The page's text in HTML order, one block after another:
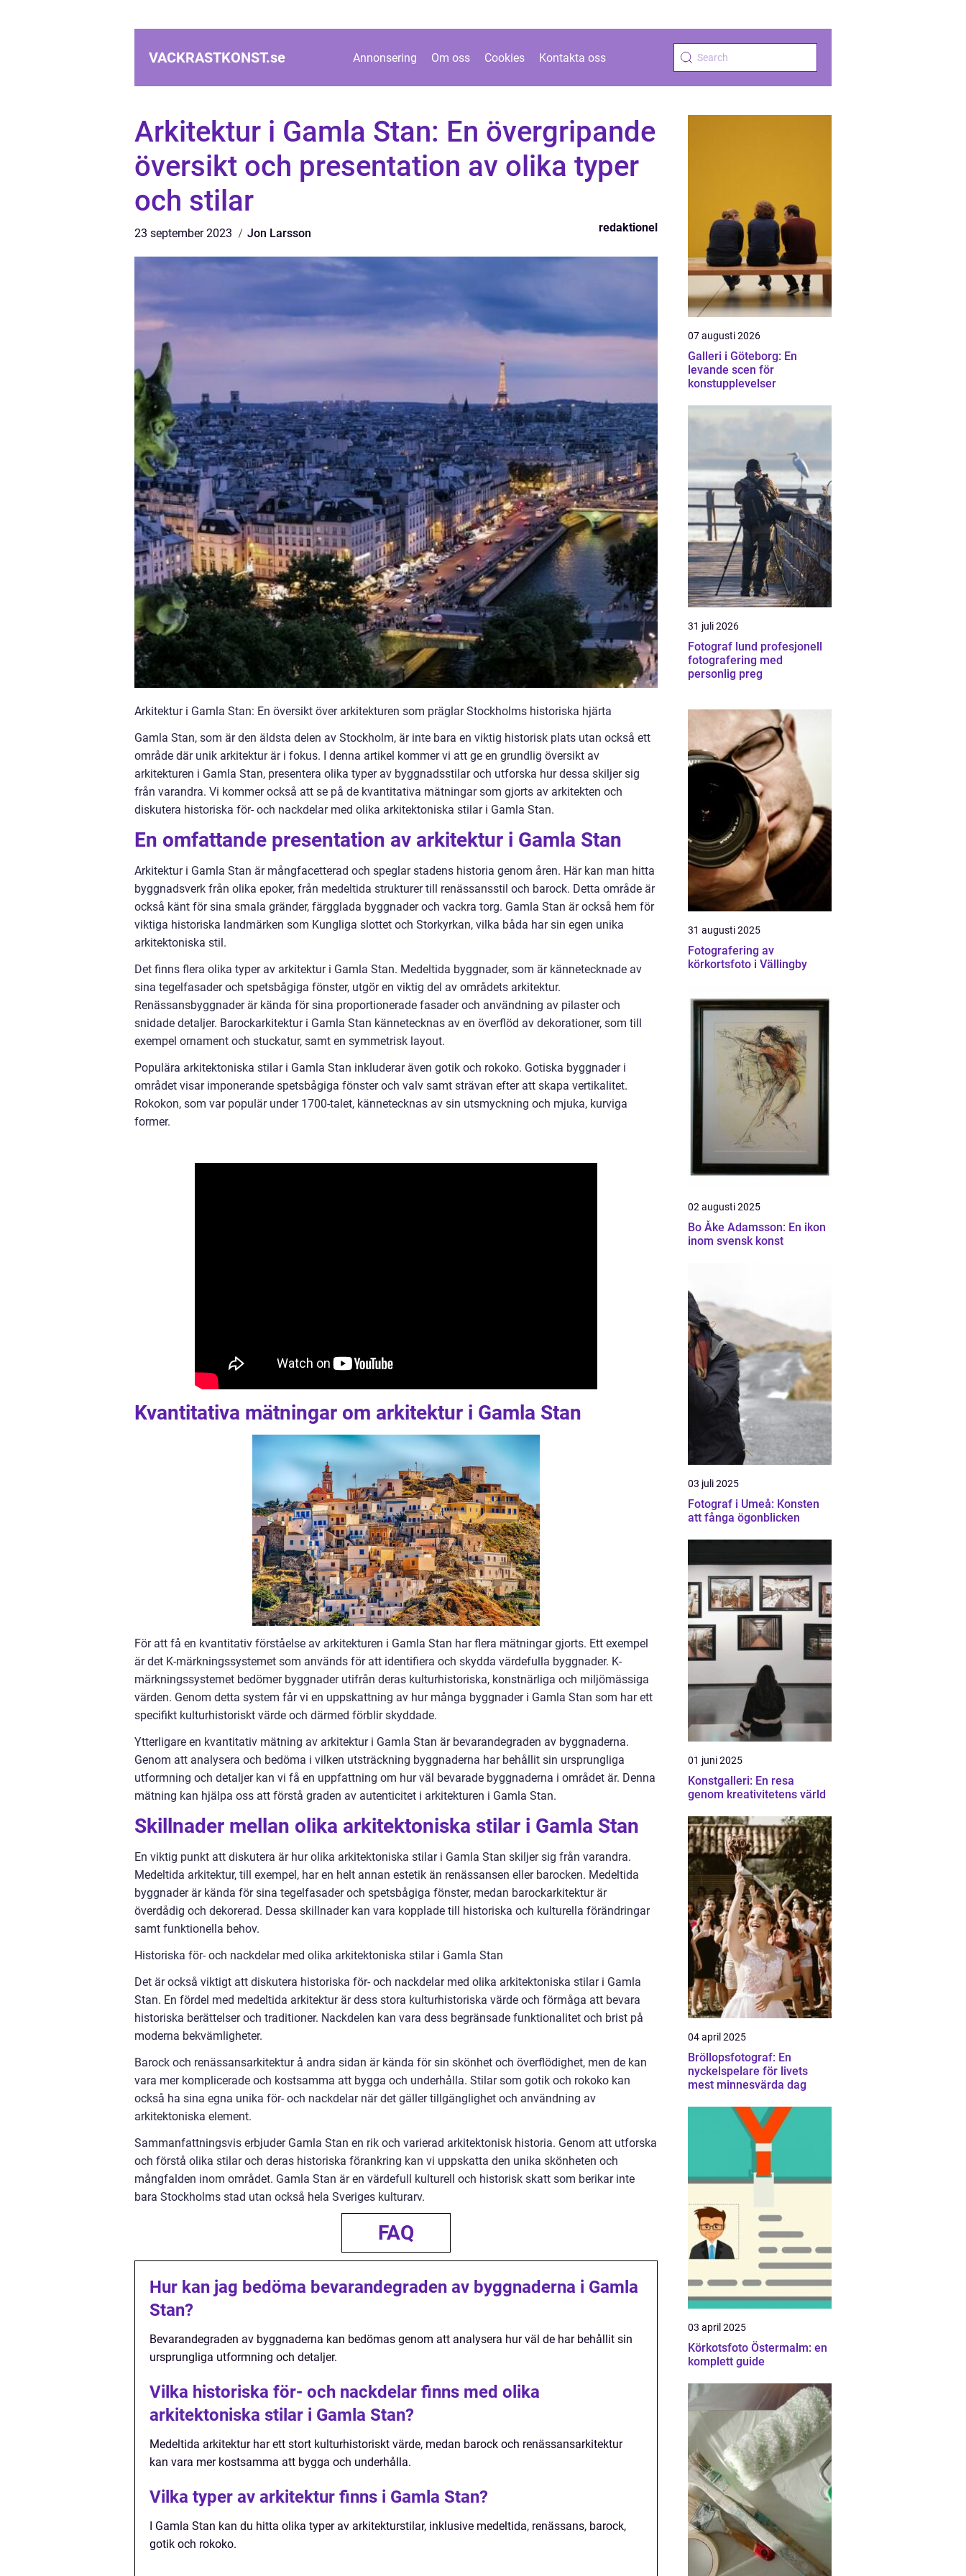
VACKRASTKONST.se Annonsering Om oss Cookies Kontakta oss
Arkitektur i Gamla Stan: En övergripande
översikt och presentation av olika typer
och stilar
23 september 2023 Jon Larsson redaktionel
Arkitektur i Gamla Stan: En översikt över arkitekturen som präglar Stockholms historiska hjärta
Gamla Stan, som är den äldsta delen av Stockholm, är inte bara en viktig historisk plats utan också ett
område där unik arkitektur är i fokus. I denna artikel kommer vi att ge en grundlig översikt av
arkitekturen i Gamla Stan, presentera olika typer av byggnadsstilar och utforska hur dessa skiljer sig
från varandra. Vi kommer också att se på de kvantitativa mätningar som gjorts av arkitekten och
diskutera historiska för- och nackdelar med olika arkitektoniska stilar i Gamla Stan.
En omfattande presentation av arkitektur i Gamla Stan
Arkitektur i Gamla Stan är mångfacetterad och speglar stadens historia genom åren. Här kan man hitta
byggnadsverk från olika epoker, från medeltida strukturer till renässansstil och barock. Detta område är
också känt för sina smala gränder, färgglada byggnader och vackra torg. Gamla Stan är också hem för
viktiga historiska landmärken som Kungliga slottet och Storkyrkan, vilka båda har sin egen unika
arkitektoniska stil.
Det finns flera olika typer av arkitektur i Gamla Stan. Medeltida byggnader, som är kännetecknade av
sina tegelfasader och spetsbågiga fönster, utgör en viktig del av områdets arkitektur.
Renässansbyggnader är kända för sina proportionerade fasader och användning av pilaster och
snidade detaljer. Barockarkitektur i Gamla Stan kännetecknas av en överflöd av dekorationer, som till
exempel ornament och stuckatur, samt en symmetrisk layout.
Populära arkitektoniska stilar i Gamla Stan inkluderar även gotik och rokoko. Gotiska byggnader i
området visar imponerande spetsbågiga fönster och valv samt strävan efter att skapa vertikalitet.
Rokokon, som var populär under 1700-talet, kännetecknas av sin utsmyckning och mjuka, kurviga
former.
Kvantitativa mätningar om arkitektur i Gamla Stan
För att få en kvantitativ förståelse av arkitekturen i Gamla Stan har flera mätningar gjorts. Ett exempel
är det K-märkningssystemet som används för att identifiera och skydda värdefulla byggnader. K-
märkningssystemet bedömer byggnader utifrån deras kulturhistoriska, konstnärliga och miljömässiga
värden. Genom detta system får vi en uppskattning av hur många byggnader i Gamla Stan som har ett
specifikt kulturhistoriskt värde och därmed förblir skyddade.
Ytterligare en kvantitativ mätning av arkitektur i Gamla Stan är bevarandegraden av byggnaderna.
Genom att analysera och bedöma i vilken utsträckning byggnaderna har behållit sin ursprungliga
utformning och detaljer kan vi få en uppfattning om hur väl bevarade byggnaderna i området är. Denna
mätning kan hjälpa oss att förstå graden av autenticitet i arkitekturen i Gamla Stan.
Skillnader mellan olika arkitektoniska stilar i Gamla Stan
En viktig punkt att diskutera är hur olika arkitektoniska stilar i Gamla Stan skiljer sig från varandra.
Medeltida arkitektur, till exempel, har en helt annan estetik än renässansen eller barocken. Medeltida
byggnader är kända för sina tegelfasader och spetsbågiga fönster, medan barockarkitektur är
överdådig och dekorerad. Dessa skillnader kan vara kopplade till historiska och kulturella förändringar
samt funktionella behov.
Historiska för- och nackdelar med olika arkitektoniska stilar i Gamla Stan
Det är också viktigt att diskutera historiska för- och nackdelar med olika arkitektoniska stilar i Gamla
Stan. En fördel med medeltida arkitektur är dess stora kulturhistoriska värde och förmåga att bevara
historiska berättelser och traditioner. Nackdelen kan vara dess begränsade funktionalitet och brist på
moderna bekvämligheter.
Barock och renässansarkitektur å andra sidan är kända för sin skönhet och överflödighet, men de kan
vara mer komplicerade och kostsamma att bygga och underhålla. Stilar som gotik och rokoko kan
också ha sina egna unika för- och nackdelar när det gäller tillgänglighet och användning av
arkitektoniska element.
Sammanfattningsvis erbjuder Gamla Stan en rik och varierad arkitektonisk historia. Genom att utforska
och förstå olika stilar och deras historiska förankring kan vi uppskatta den unika skönheten och
mångfalden inom området. Gamla Stan är en värdefull kulturell och historisk skatt som berikar inte
bara Stockholms stad utan också hela Sveriges kulturarv.
FAQ
Hur kan jag bedöma bevarandegraden av byggnaderna i Gamla
Stan?
Bevarandegraden av byggnaderna kan bedömas genom att analysera hur väl de har behållit sin
ursprungliga utformning och detaljer.
Vilka historiska för- och nackdelar finns med olika
arkitektoniska stilar i Gamla Stan?
Medeltida arkitektur har ett stort kulturhistoriskt värde, medan barock och renässansarkitektur
kan vara mer kostsamma att bygga och underhålla.
Vilka typer av arkitektur finns i Gamla Stan?
I Gamla Stan kan du hitta olika typer av arkitekturstilar, inklusive medeltida, renässans, barock,
gotik och rokoko.
07 augusti 2026
Galleri i Göteborg: En
levande scen för
konstupplevelser
31 juli 2026
Fotograf lund profesjonell
fotografering med
personlig preg
31 augusti 2025
Fotografering av
körkortsfoto i Vällingby
02 augusti 2025
Bo Åke Adamsson: En ikon
inom svensk konst
03 juli 2025
Fotograf i Umeå: Konsten
att fånga ögonblicken
01 juni 2025
Konstgalleri: En resa
genom kreativitetens värld
04 april 2025
Bröllopsfotograf: En
nyckelspelare för livets
mest minnesvärda dag
03 april 2025
Körkotsfoto Östermalm: en
komplett guide